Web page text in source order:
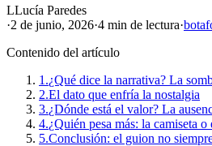
LLucía Paredes
·2 de junio, 2026·4 min de lectura·
Contenido del artículo
1.¿Qué dice la narrativa? La
2.El dato que enfría la nostalgia
3.¿Dónde está el valor? La
4.¿Quién pesa más: la camiseta o
5.Conclusión: el guion no